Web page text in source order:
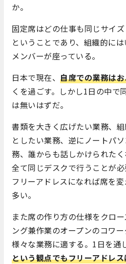
か。
固定席はどの仕事も同じサイ
ということであり、組織的に
メンバーが座っている。
日本で現在、 自席での業務は
くを過ごす。しかし1日の中で
は無いはずだ。
書類を大きく広げたい業務、
としたい業務、逆にノートパ
務、誰からも話しかけられた
全て同じデスクで行うことが必
フリーアドレスになれば席を
多い。
また席の作り方の仕様をクロ
ング兼作業のオープンのコワ
様々な業務に適する。1日を通
という観点でもフリーアドレ